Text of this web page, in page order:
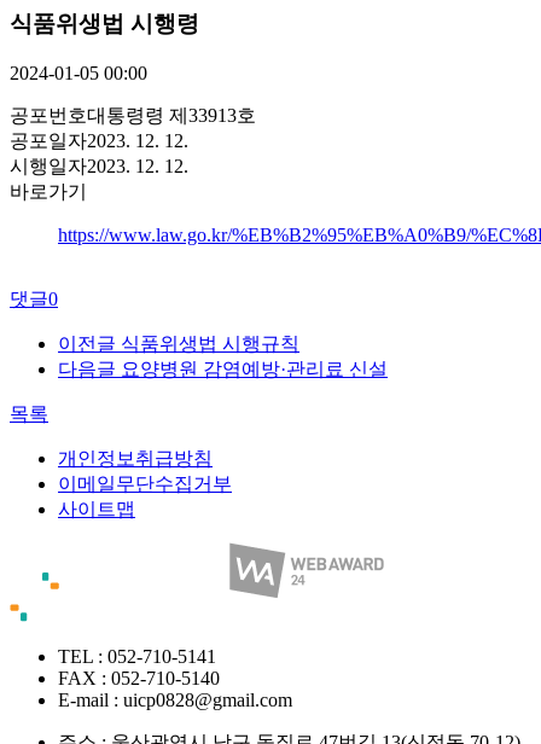
식품위생법 시행령
2024-01-05 00:00
공포번호대통령령 제33913호
공포일자2023. 12. 12.
시행일자2023. 12. 12.
바로가기
https://www.law.go.kr/%EB%B2%95%EB%A0%B9/
댓글0
이전글 식품위생법 시행규칙
다음글 요양병원 감염예방·관리료 신설
목록
개인정보취급방침
이메일무단수집거부
사이트맵
TEL : 052-710-5141
FAX : 052-710-5140
E-mail : uicp0828@gmail.com